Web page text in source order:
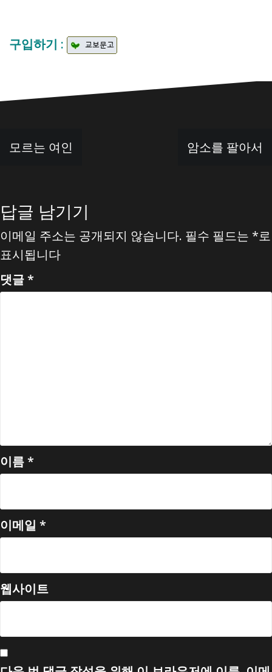
구입하기 :
글
탐모르는 여인 암소를 팔아서
답글 남기기
이메일 주소는 공개되지 않습니다. 필수 필드는 *로
표시됩니다
댓글*
이름*
이메일 *
웹사이트